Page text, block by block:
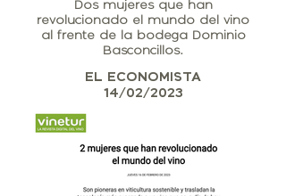
Dos mujeres que han
revolucionado el mundo del vino
al frente de la bodega Dominio
Basconcillos.
EL ECONOMISTA
14/02/2023